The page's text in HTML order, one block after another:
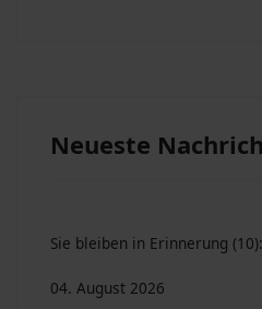
Neueste
Sie bleiben in Erinnerung
04. August 2026